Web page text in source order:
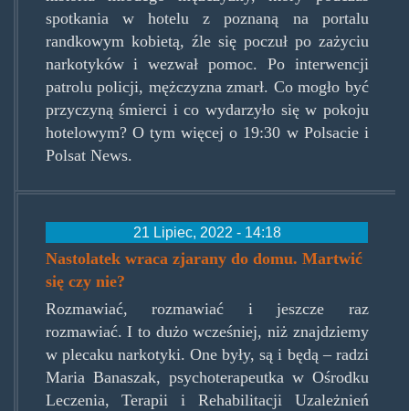
spotkania w hotelu z poznaną na portalu
randkowym kobietą, źle się poczuł po zażyciu
narkotyków i wezwał pomoc. Po interwencji
patrolu policji, mężczyzna zmarł. Co mogło być
przyczyną śmierci i co wydarzyło się w pokoju
hotelowym? O tym więcej o 19:30 w Polsacie i
Polsat News.
21 Lipiec, 2022 - 14:18
Nastolatek wraca zjarany do domu. Martwić
się czy nie?
Rozmawiać, rozmawiać i jeszcze raz
rozmawiać. I to dużo wcześniej, niż znajdziemy
w plecaku narkotyki. One były, są i będą – radzi
Maria Banaszak, psychoterapeutka w Ośrodku
Leczenia, Terapii i Rehabilitacji Uzależnień